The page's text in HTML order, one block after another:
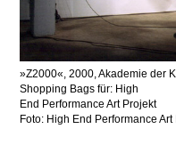
Z2000
, 2000, Akademie der
Shopping Bags für: High
End Performance Art Projekt
Foto: High End Performance Art